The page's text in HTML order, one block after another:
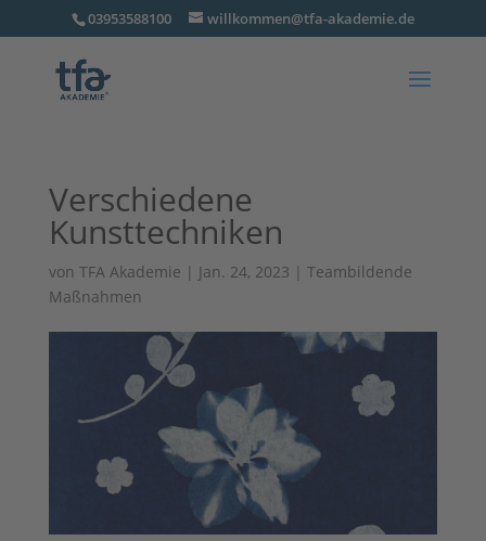
03953588100 willkommen@tfa-akademie.de
Verschiedene
Kunsttechniken
von TFA Akademie | Jan. 24, 2023 | Teambildende
Maßnahmen